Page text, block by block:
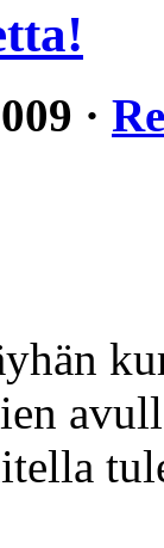
·